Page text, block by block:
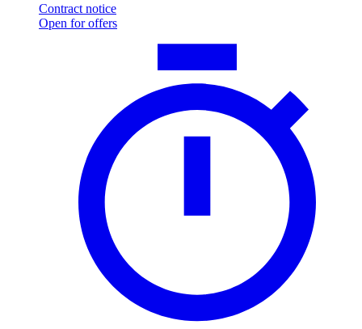
Contract notice
Open for offers